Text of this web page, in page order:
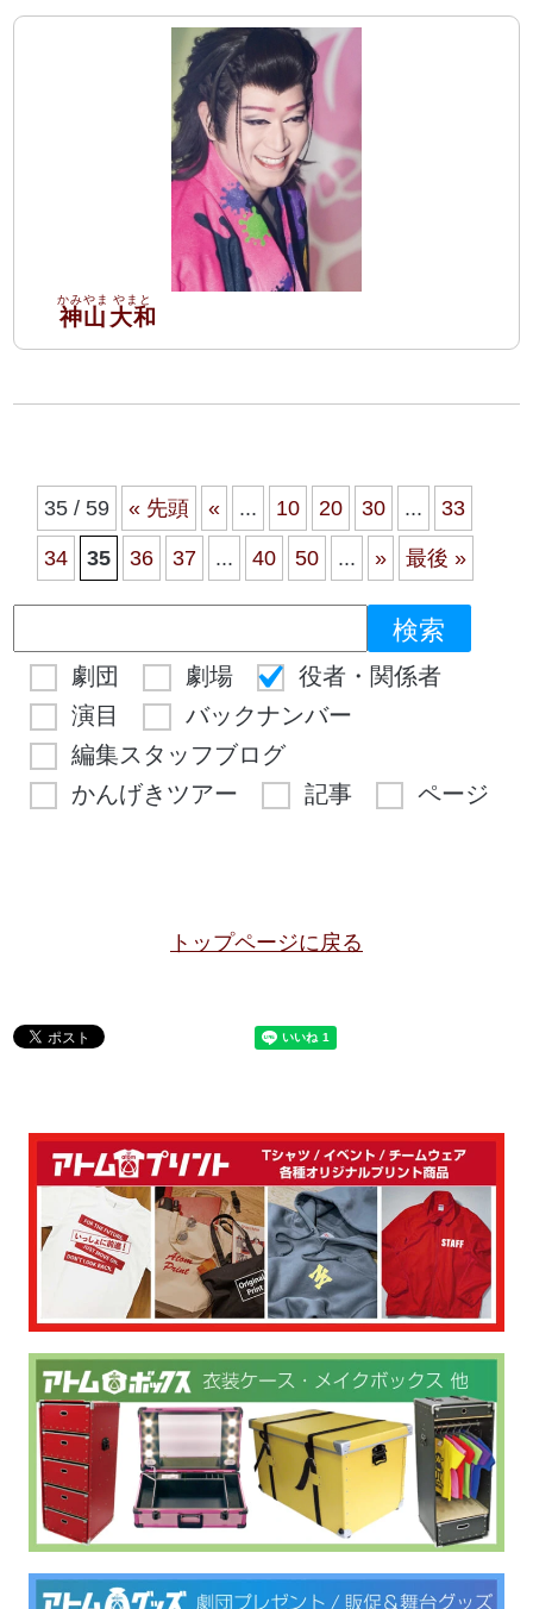
神山 大和
35 / 59 « 先頭 « ... 10 20 30 ... 33
34 35 36 37 ... 40 50 ... » 最後 »
劇団 劇場
役者・関係者
演目
バックナンバー
編集スタッフブログ
かんげきツアー
記事 ページ
トップページに戻る